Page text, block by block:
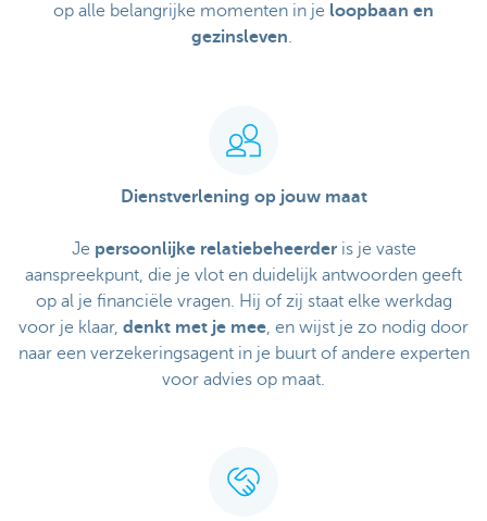
op alle belangrijke momenten in je loopbaan en
gezinsleven.
Dienstverlening op jouw maat
Je persoonlijke relatiebeheerderis je vaste
aanspreekpunt, die je vlot en duidelijk antwoorden geeft
op al je financiële vragen. Hij of zij staat elke werkdag
voor je klaar, denkt met je mee, en wijst je zo nodig door
naar een verzekeringsagent in je buurt of andere experten
voor advies op maat.